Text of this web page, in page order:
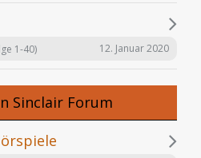
1-40) 12. Januar 2020
Sinclair Forum